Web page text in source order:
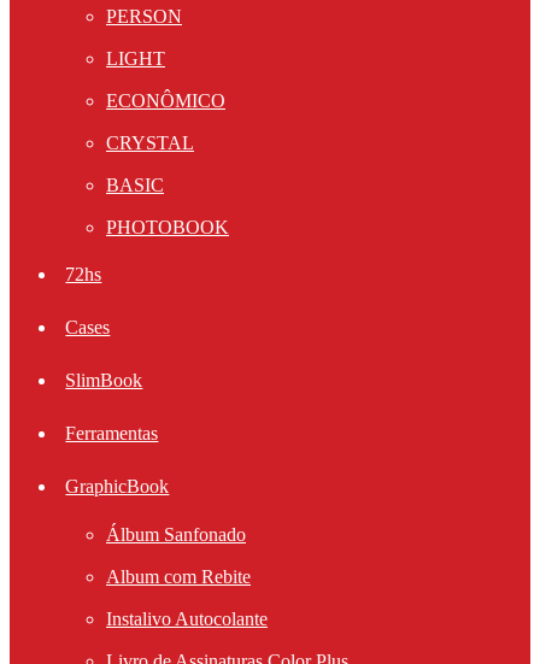
PERSON
LIGHT
ECONÔMICO
CRYSTAL
BASIC
PHOTOBOOK
72hs
Cases
SlimBook
Ferramentas
GraphicBook
Álbum Sanfonado
Album com Rebite
Instalivo Autocolante